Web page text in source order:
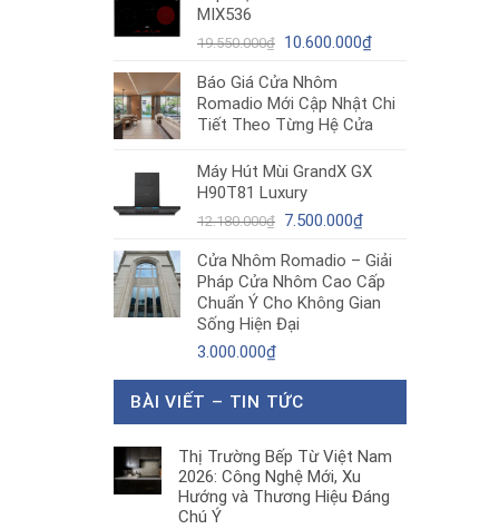
5.200.000₫.
MIX536
19.550.000₫ Giá
là:
19.550.000₫.
10.600.000₫Giá
là:
10.600.000₫.
Báo Giá Cửa Nhôm
Romadio Mới Cập Nhật Chi
Tiết Theo Từng Hệ Cửa
Máy Hút Mùi GrandX GX
H90T81 Luxury
12.180.000₫ Giá
là:
12.180.000₫.
7.500.000₫Giá
tại
là:
7.500.000₫.
Cửa Nhôm Romadio – Giải
Pháp Cửa Nhôm Cao Cấp
Chuẩn Ý Cho Không Gian
Sống Hiện Đại
3.000.000₫
BÀI VIẾT – TIN TỨC
Thị Trường Bếp Từ Việt Nam
2026: Công Nghệ Mới, Xu
Hướng và Thương Hiệu Đáng
Chú Ý